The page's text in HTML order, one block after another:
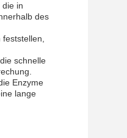
in
des
schnelle
Enzyme
lange